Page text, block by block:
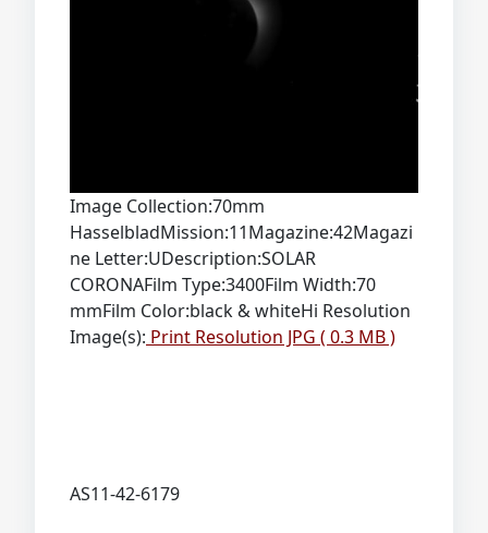
Image Collection:70mm
HasselbladMission:11Magazine:42Magazi
ne Letter:UDescription:SOLAR
CORONAFilm Type:3400Film Width:70
mmFilm Color:black & whiteHi Resolution
Image(s): Print Resolution JPG ( 0.3 MB )
AS11-42-6179